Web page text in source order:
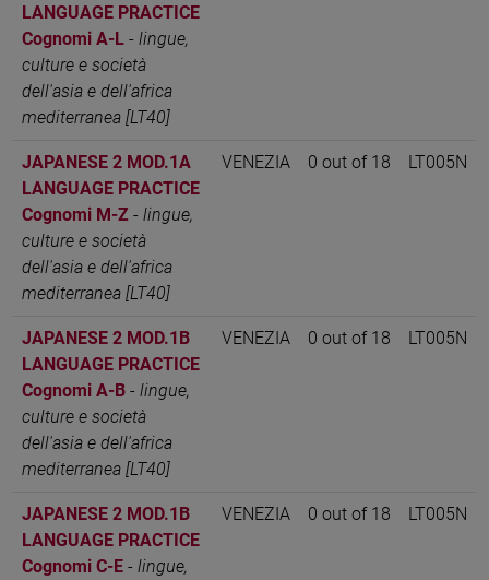
LANGUAGE PRACTICE
Cognomi A-L - lingue,
culture e società
dell'asia e dell'africa
mediterranea [LT40]
JAPANESE 2 MOD.1A
LANGUAGE PRACTICE
Cognomi M-Z - lingue,
culture e società
dell'asia e dell'africa
mediterranea [LT40]
VENEZIA 0 out of 18 LT005N
JAPANESE 2 MOD.1B
LANGUAGE PRACTICE
Cognomi A-B - lingue,
culture e società
dell'asia e dell'africa
mediterranea [LT40]
VENEZIA 0 out of 18 LT005N
JAPANESE 2 MOD.1B
LANGUAGE PRACTICE
Cognomi C-E - lingue,
VENEZIA 0 out of 18 LT005N